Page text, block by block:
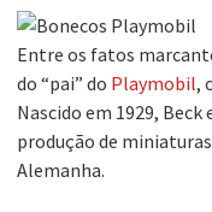
A construção da
Entre os fatos
do “pai” do Playmobil,
Nascido em 1929,
produção de
Alemanha.